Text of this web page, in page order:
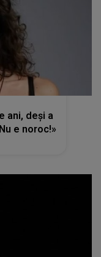
ani, deși a
e noroc!»